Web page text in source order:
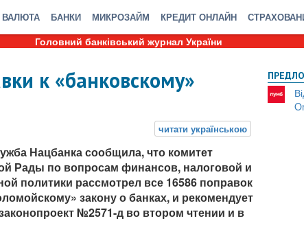
ВАЛЮТА БАНКИ МИКРОЗАЙМ КРЕДИТ ОНЛАЙН
Головний банківський журнал України
к «банковскому»
Нацбанка сообщила, что комитет
Рады по вопросам финансов, налоговой и
политики рассмотрел все 16586 поправок
закону о банках, и рекомендует
№2571-д во втором чтении и в